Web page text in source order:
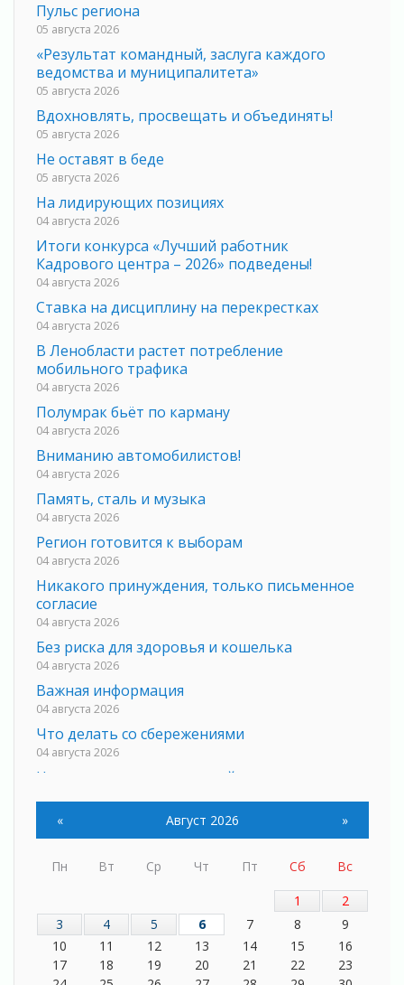
Пульс региона
05 августа 2026
«Результат командный, заслуга каждого
ведомства и муниципалитета»
05 августа 2026
Вдохновлять, просвещать и объединять!
05 августа 2026
Не оставят в беде
05 августа 2026
На лидирующих позициях
04 августа 2026
Итоги конкурса «Лучший работник
Кадрового центра – 2026» подведены!
04 августа 2026
Ставка на дисциплину на перекрестках
04 августа 2026
В Ленобласти растет потребление
мобильного трафика
04 августа 2026
Полумрак бьёт по карману
04 августа 2026
Вниманию автомобилистов!
04 августа 2026
Память, сталь и музыка
04 августа 2026
Регион готовится к выборам
04 августа 2026
Никакого принуждения, только письменное
согласие
04 августа 2026
Без риска для здоровья и кошелька
04 августа 2026
Важная информация
04 августа 2026
Что делать со сбережениями
04 августа 2026
Награды нашли строителей
Ленобласть повышает производительность
труда в ЖКХ
Ладожский мост полностью закроют на два
часа
03 августа 2026
« Август 2026 »
Пн Вт Ср Чт Пт Сб
Вс
1
2
3
4 5 6 7 8
9
10
11 12 13 14 15
16
17
18 19 20 21 22
23